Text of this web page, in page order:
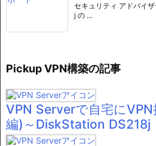
セキュリティ アドバイ
j の ...
Pickup VPN構築の記事
VPN Serverで自宅に
編)～DiskStation DS218j